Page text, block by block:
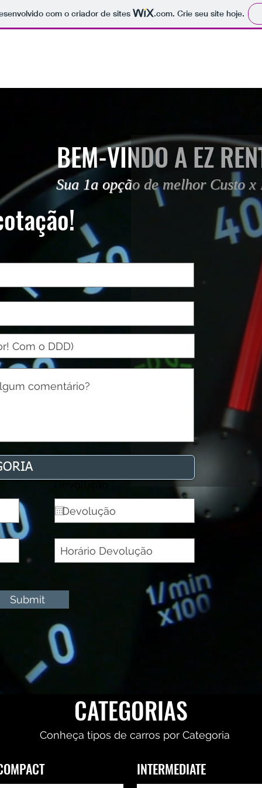
com o criador de sites .com. Crie seu site hoje.
BEM-VINDO A EZ
Sua 1a opção de melhor Custo x
u
i
r
e
d
Submit
CATEGORIAS
Conheça tipos de carros por Categoria
INTERMEDIATE